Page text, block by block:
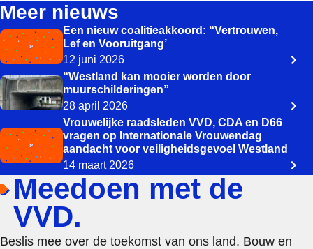
Meer nieuws
Een nieuw coalitieakkoord: “Vertrouwen,
Lef en Vooruitgang’
12 juni 2026
“Westland kan mooier worden door
muurschilderingen”
28 april 2026
Vrouwelijke raadsleden VVD, CDA en D66
vragen op Internationale Vrouwendag
aandacht voor veiligheidsgevoel Westland
14 maart 2026
Meedoen met de
VVD.
Beslis mee over de toekomst van ons land. Bouw en